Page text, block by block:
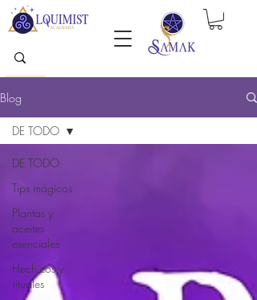
Blog
DE TODO
Tips mágicos
Plantas y
aceites
esenciales
Hechizos y
rituales
DE TODO